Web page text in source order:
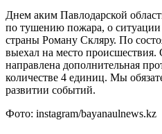
Днем аким Павлодарской
по тушению пожара, о
страны Роману Скляру. По
выехал на место происшествия.
направлена дополнительная
количестве 4 единиц. Мы
развитии событий.
Фото: instagram/bayanaulnews.kz